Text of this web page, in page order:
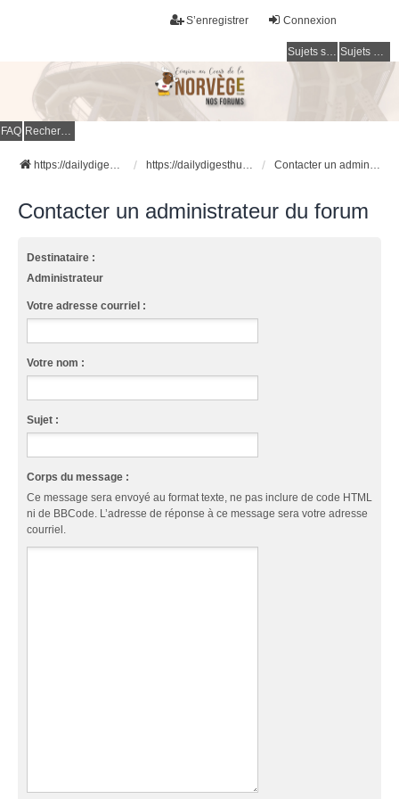
Connexion
S’enregistrer
Sujets sans réponse Sujets actifs
FAQ Rechercher
https://dailydigesthub.com https://dailydigesthub.com Contacter un administrateur du forum
Contacter un administrateur du forum
Destinataire :
Administrateur
Votre adresse courriel :
Votre nom :
Sujet :
Corps du message :
Ce message sera envoyé au format texte, ne pas inclure de code HTML
ni de BBCode. L’adresse de réponse à ce message sera votre adresse
courriel.